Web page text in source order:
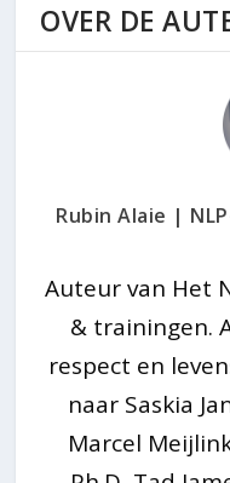
OVER DE
Rubin Alaie |
Auteur van Het
& trainingen.
respect en
naar Saskia
Marcel